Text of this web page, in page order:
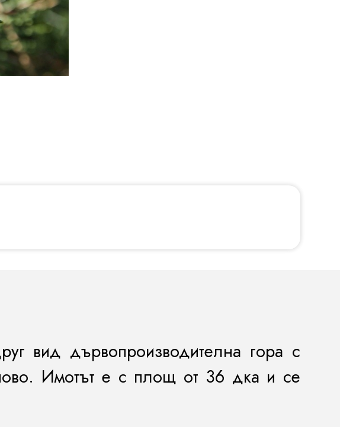
вид дървопроизводителна гора с
Имотът е с площ от 36 дка и се